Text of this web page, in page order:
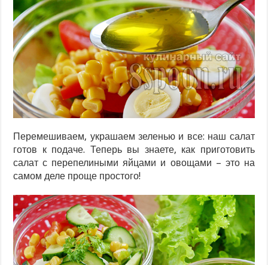
Перемешиваем, украшаем зеленью и все: наш салат
готов к подаче. Теперь вы знаете, как приготовить
салат с перепелиными яйцами и овощами – это на
самом деле проще простого!